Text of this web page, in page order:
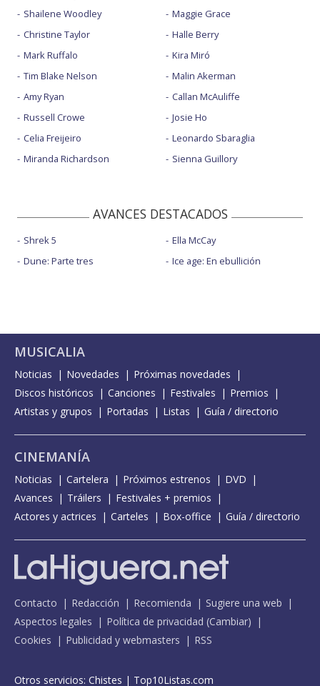
Shailene Woodley
Christine Taylor
Mark Ruffalo
Tim Blake Nelson
Amy Ryan
Russell Crowe
Celia Freijeiro
Miranda Richardson
Maggie Grace
Halle Berry
Kira Miró
Malin Akerman
Callan McAuliffe
Josie Ho
Leonardo Sbaraglia
Sienna Guillory
AVANCES DESTACADOS
Shrek 5
Dune: Parte tres
Ella McCay
Ice age: En ebullición
MUSICALIA
Noticias Novedades
Próximas novedades
Discos históricos
Canciones Festivales
Premios
Artistas y grupos
Portadas Listas Guía / directorio
CINEMANÍA
Noticias Cartelera Próximos estrenos
DVD
Avances
Tráilers
Festivales + premios
Actores y actrices
Carteles Box-office Guía / directorio
Contacto Redacción Recomienda
Sugiere una web
Aspectos legales
Política de privacidad (Cambiar)
Cookies
Publicidad y webmasters RSS
Otros servicios: Chistes | Top10Listas.com